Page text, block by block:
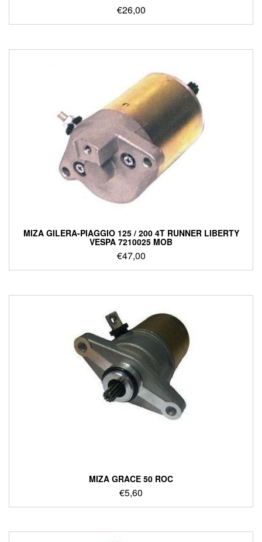
€26,00
ΜΙΖΑ GILERA-PIAGGIO 125 / 200 4T RUNNER LIBERTY
VESPA 7210025 MOB
€47,00
ΜΙΖΑ GRACE 50 ROC
€5,60